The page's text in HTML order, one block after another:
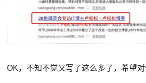
OK，不知不觉又写了这么多了，希望对